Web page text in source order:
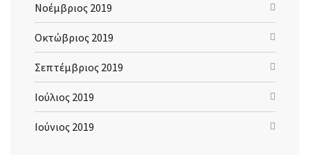
Νοέμβριος 2019
Οκτώβριος 2019
Σεπτέμβριος 2019
Ιούλιος 2019
Ιούνιος 2019